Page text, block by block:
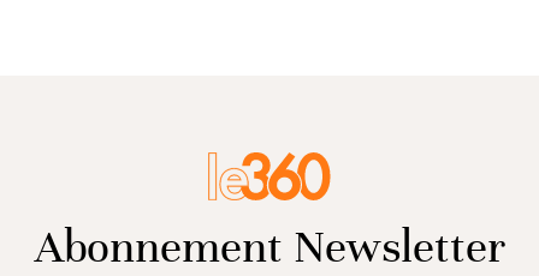
Abonnement Newsletter